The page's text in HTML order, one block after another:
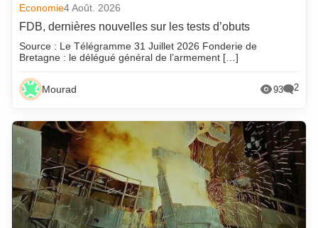
Economie4 Août. 2026
FDB, dernières nouvelles sur les tests d’obuts
Source : Le Télégramme 31 Juillet 2026 Fonderie de
Bretagne : le délégué général de l’armement […]
Mourad 93 2